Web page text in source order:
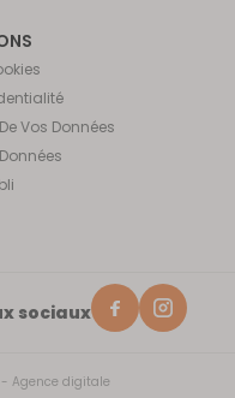
Vos Données
sociaux
- Agence digitale